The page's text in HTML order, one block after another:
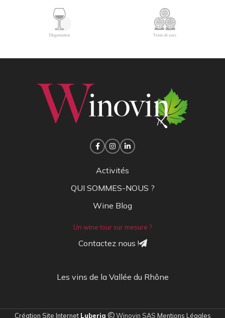
Activités
QUI SOMMES-NOUS ?
Wine Blog
Un wine tour sur mesure ?
Contactez nous !
Les vins de la Vallée du Rhône
Création Site Internet Luberia Winovin SAS Mentions Légales